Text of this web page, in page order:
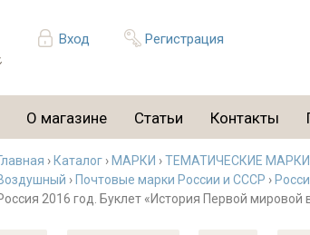
Вход Регистрация
О магазине Статьи Контакты
› Каталог › МАРКИ ›ТЕМАТИЧЕСКИЕ МАРКИ
› Почтовые марки России и СССР ›
2016 год. Буклет «История Первой